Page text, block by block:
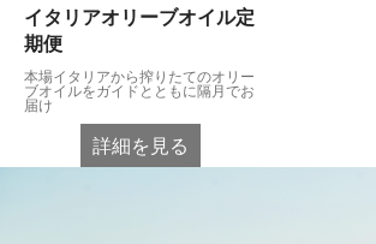
イタリアオリーブオイル定
期便
本場イタリアから搾りたてのオリー
ブオイルをガイドとともに隔月でお
届け
詳細を見る